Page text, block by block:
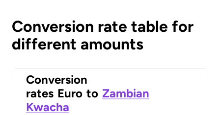
Conversion rate table for
different amounts
Conversion
rates Euro to Zambian
Kwacha